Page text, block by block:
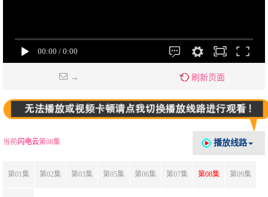
→ 刷新页面
播放线路
当前闪电云第08集
第01集 第02集 第03集 第05集 第06集 第07集 第08集 第09集